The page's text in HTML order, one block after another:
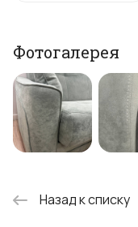
Фотогалерея
Назад к списку